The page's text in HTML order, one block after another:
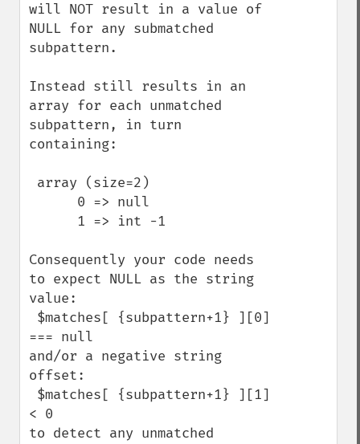
will NOT result in a value of
NULL for any submatched
subpattern.
Instead still results in an
array for each unmatched
subpattern, in turn
containing:
Consequently your code needs
to expect NULL as the string
value:
=== null
and/or a negative string
offset:
< 0
to detect any unmatched